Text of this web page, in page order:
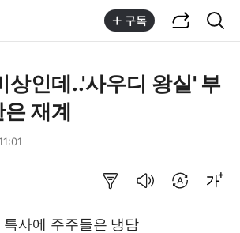
구독
상인데..'사우디 왕실' 부
재계
사에 주주들은 냉담